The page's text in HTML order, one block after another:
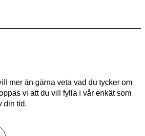
mer än gärna veta vad du tycker om
vi att du vill fylla i vår enkät som
din tid.